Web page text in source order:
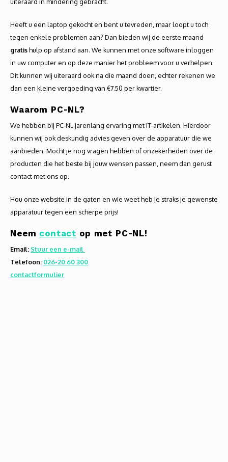
Heeft u een laptop gekocht en bent u tevreden, maar loopt u toch
tegen enkele problemen aan? Dan bieden wij de eerste maand
gratishulp op afstand aan. We kunnen met onze software inloggen
in uw computer en op deze manier het probleem voor u verhelpen.
Dit kunnen wij uiteraard ook na die maand doen, echter rekenen we
dan een kleine vergoeding van €7.50 per kwartier.
Waarom PC-NL?
We hebben bij PC-NL jarenlang ervaring met IT-artikelen. Hierdoor
kunnen wij ook deskundig advies geven over de apparatuur die we
aanbieden. Mocht je nog vragen hebben of onzekerheden over de
producten die het beste bij jouw wensen passen, neem dan gerust
contact met ons op.
Hou onze website in de gaten en wie weet heb je straks je gewenste
apparatuur tegen een scherpe prijs!
Neem contact op met PC-NL!
Email: Stuur een e-mail
Telefoon: 026-20 60 300
contactformulier